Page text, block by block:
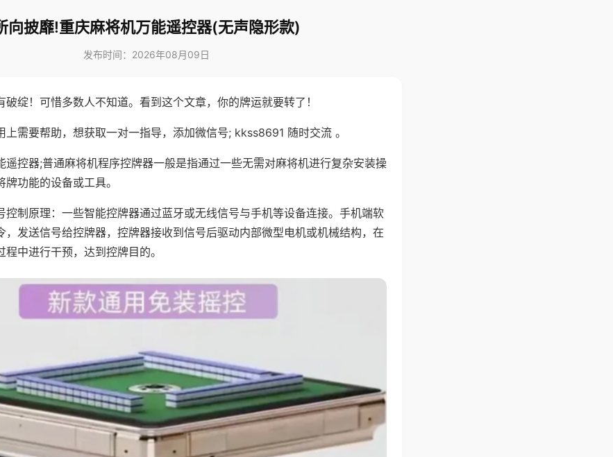
向披靡!重庆麻将机万能遥控器(无声隐形款)
发布时间：2026年08月09日
破绽！可惜多数人不知道。看到这个文章，你的牌运就要转了！
上需要帮助，想获取一对一指导，添加微信号; kkss8691 随时交流 。
遥控器;普通麻将机程序控牌器一般是指通过一些无需对麻将机进行复杂安装操
功能的设备或工具。
控制原理：一些智能控牌器通过蓝牙或无线信号与手机等设备连接。手机端软
，发送信号给控牌器，控牌器接收到信号后驱动内部微型电机或机械结构，在
中进行干预，达到控牌目的。